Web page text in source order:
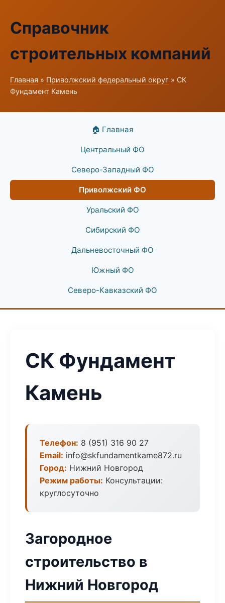
Справочник
строительных компаний
Главная » Приволжский федеральный округ » СК
Фундамент Камень
🏠 Главная
Центральный ФО
Северо-Западный ФО
Приволжский ФО
Уральский ФО
Сибирский ФО
Дальневосточный ФО
Южный ФО
Северо-Кавказский ФО
СК Фундамент
Камень
Телефон: 8 (951) 316 90 27
Email: info@skfundamentkame872.ru
Город: Нижний Новгород
Режим работы: Консультации:
круглосуточно
Загородное
строительство в
Нижний Новгород